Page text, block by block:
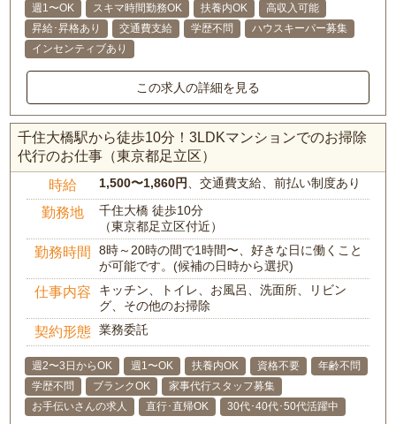
週1〜OK スキマ時間勤務OK 扶養内OK
高収入可能
昇給･昇格あり
交通費支給 学歴不問
ハウスキーパー募集
インセンティブあり
この求人の詳細を見る
千住大橋駅から徒歩10分！3LDKマンションでのお掃除
代行のお仕事（東京都足立区）
時給 1,500〜1,860円 、交通費支給、前払い制度あり
勤務地
千住大橋 徒歩10分
（東京都足立区付近）
勤務時間
8時～20時の間で1時間〜、好きな日に働くこと
が可能です。(候補の日時から選択)
仕事内容
キッチン、トイレ、お風呂、洗面所、リビン
グ、その他のお掃除
契約形態 業務委託
週2〜3日からOK 週1〜OK 扶養内OK 資格不要
年齢不問
学歴不問
ブランクOK
家事代行スタッフ募集
お手伝いさんの求人
直行･直帰OK 30代･40代･50代活躍中